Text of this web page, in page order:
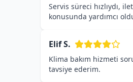
Servis süreci hızlıydı,
konusunda yardımcı
Elif S.
Klima bakım hizmeti
tavsiye ederim.